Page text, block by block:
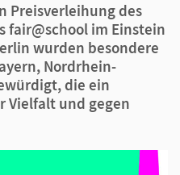
Preisverleihung des
fair@school im Einstein
wurden besondere
Nordrhein-
die ein
Vielfalt und gegen